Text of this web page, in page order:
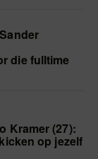
die fulltime
Kramer (27):
op jezelf